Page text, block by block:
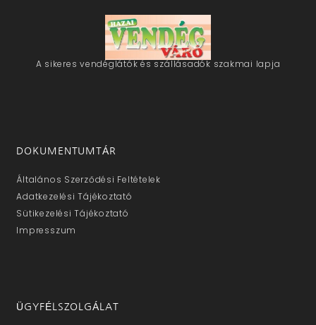
A sikeres vendéglátók és szállásadók szakmai lapja
DOKUMENTUMTÁR
Általános Szerződési Feltételek
Adatkezelési Tájékoztató
Sütikezelési Tájékoztató
Impresszum
ÜGYFÉLSZOLGÁLAT